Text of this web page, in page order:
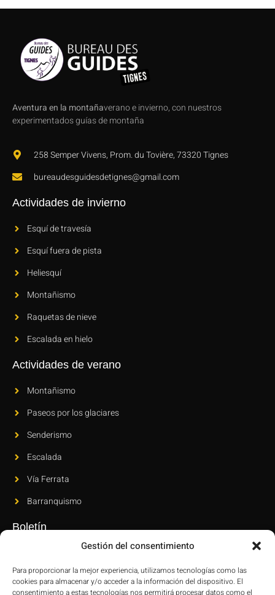
Gestión del consentimiento
Para proporcionar la mejor experiencia, utilizamos tecnologías como las
cookies para almacenar y/o acceder a la información del dispositivo. El
consentimiento a estas tecnologías nos permitirá procesar datos como el
Aventura en la montañaverano e invierno, con nuestros
experimentados guías de montaña
258 Semper Vivens, Prom. du Tovière, 73320 Tignes
bureaudesguidesdetignes@gmail.com
Actividades de invierno
Esquí de travesía
Esquí fuera de pista
Heliesquí
Montañismo
Raquetas de nieve
Escalada en hielo
Actividades de verano
Montañismo
Paseos por los glaciares
Senderismo
Escalada
Vía Ferrata
Barranquismo
Boletín
Suscríbase a nuestro boletín para conocer nuestras novedades y
últimas innovaciones.